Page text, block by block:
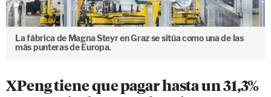
La fábrica de Magna Steyr en Graz se sitúa como una de las
más punteras de Europa.
XPeng tiene que pagar hasta un 31,3%